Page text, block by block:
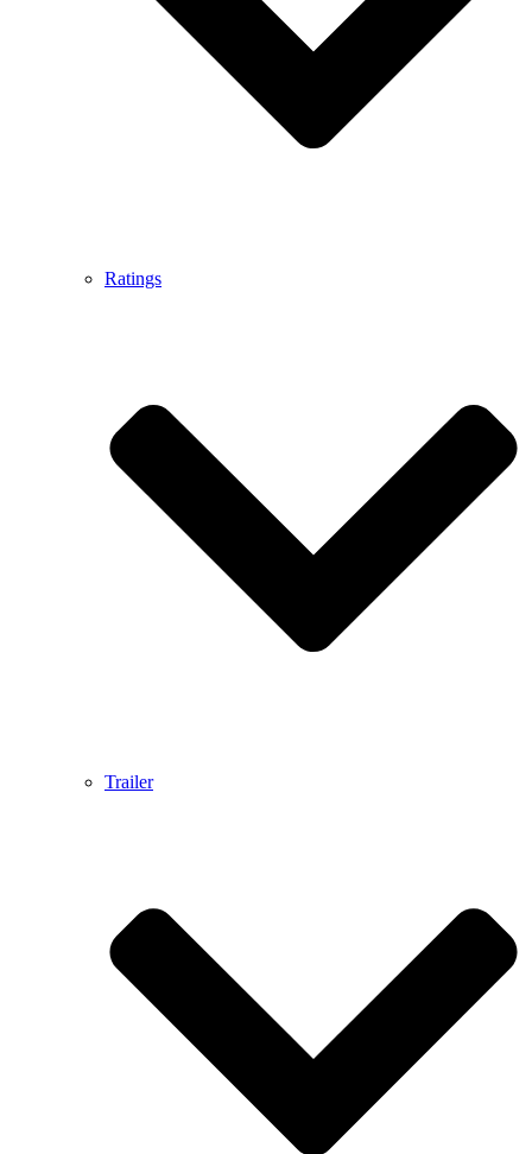
Ratings
Trailer